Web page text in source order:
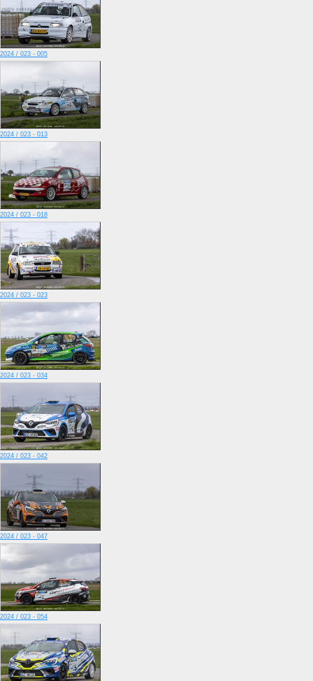
2024 / 023 - 005
2024 / 023 - 013
2024 / 023 - 018
2024 / 023 - 023
2024 / 023 - 034
2024 / 023 - 042
2024 / 023 - 047
2024 / 023 - 054